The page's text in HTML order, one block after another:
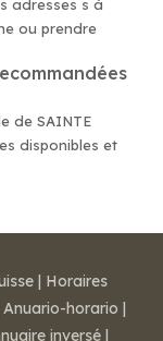
adresses s à
ou prendre
de SAINTE
disponibles et
| Horaires
Anuario-horario |
inversé |